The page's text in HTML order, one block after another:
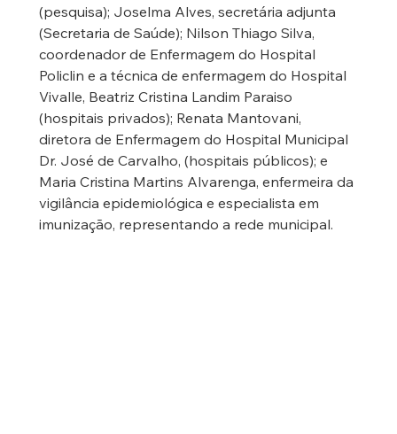
(pesquisa); Joselma Alves, secretária adjunta
(Secretaria de Saúde); Nilson Thiago Silva,
coordenador de Enfermagem do Hospital
Policlin e a técnica de enfermagem do Hospital
Vivalle, Beatriz Cristina Landim Paraiso
(hospitais privados); Renata Mantovani,
diretora de Enfermagem do Hospital Municipal
Dr. José de Carvalho, (hospitais públicos); e
Maria Cristina Martins Alvarenga, enfermeira da
vigilância epidemiológica e especialista em
imunização, representando a rede municipal.